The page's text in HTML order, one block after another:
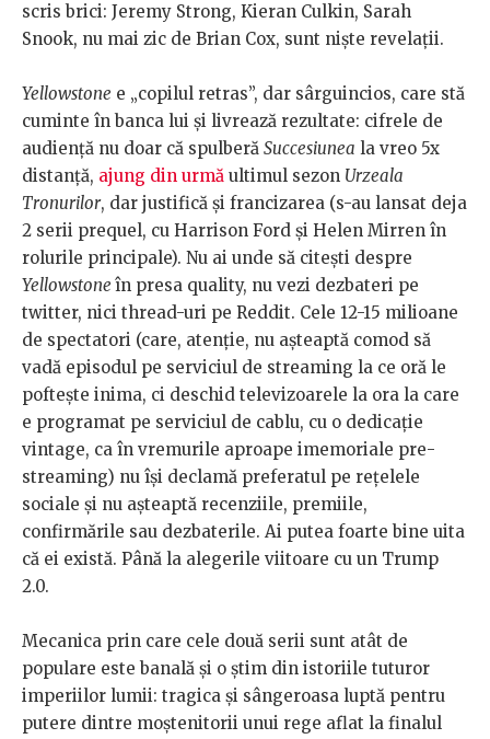
scris brici: Jeremy Strong, Kieran Culkin, Sarah
Snook, nu mai zic de Brian Cox, sunt niște revelații.
Yellowstone e „copilul retras”, dar sârguincios, care stă
cuminte în banca lui și livrează rezultate: cifrele de
audiență nu doar că spulberă Succesiunea la vreo 5x
distanță, ajung din urmă ultimul sezon Urzeala
Tronurilor, dar justifică și francizarea (s-au lansat deja
2 serii prequel, cu Harrison Ford și Helen Mirren în
rolurile principale). Nu ai unde să citești despre
Yellowstone în presa quality, nu vezi dezbateri pe
twitter, nici thread-uri pe Reddit. Cele 12-15 milioane
de spectatori (care, atenție, nu așteaptă comod să
vadă episodul pe serviciul de streaming la ce oră le
poftește inima, ci deschid televizoarele la ora la care
e programat pe serviciul de cablu, cu o dedicație
vintage, ca în vremurile aproape imemoriale pre-
streaming) nu își declamă preferatul pe rețelele
sociale și nu așteaptă recenziile, premiile,
confirmările sau dezbaterile. Ai putea foarte bine uita
că ei există. Până la alegerile viitoare cu un Trump
2.0.
Mecanica prin care cele două serii sunt atât de
populare este banală și o știm din istoriile tuturor
imperiilor lumii: tragica și sângeroasa luptă pentru
putere dintre moștenitorii unui rege aflat la finalul